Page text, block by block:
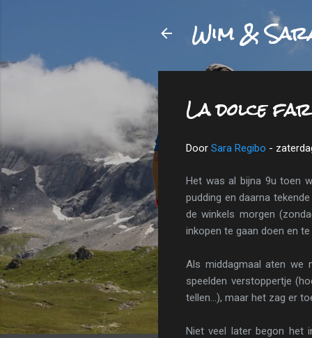
Wim &
La dolce
Door Sara Regibo -
Het was al bijna 9u toen
pudding en daarna
de winkels morgen
inkopen te gaan doen en
Als middagmaal aten we
speelden verstoppertje
tellen...), maar het zag er
Niet veel later begon het